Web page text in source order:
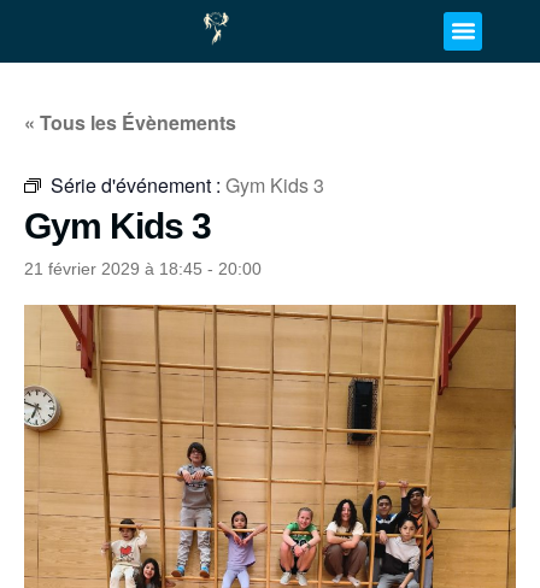
« Tous les Évènements
Série d'événement : Gym Kids 3
Gym Kids 3
21 février 2029 à 18:45 - 20:00